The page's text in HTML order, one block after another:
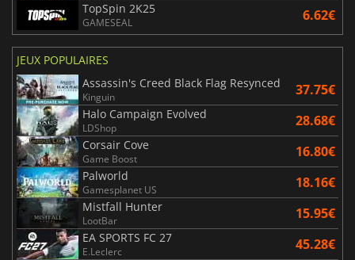
TopSpin 2K25
GAMESEAL 6.62€
JEUX POPULAIRES
Assassin's Creed Black Flag Resynced
Kinguin 37.75€
Halo Campaign Evolved
LDShop 28.68€
Corsair Cove
Game Boost 16.80€
Palworld
Gamesplanet US 18.16€
Mistfall Hunter
LootBar 15.95€
EA SPORTS FC 27
E.Leclerc 45.28€